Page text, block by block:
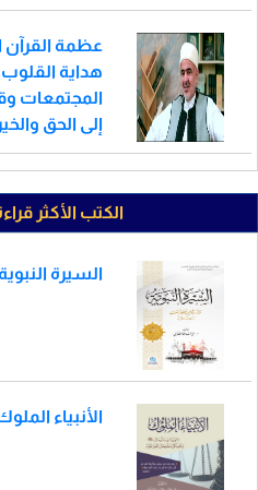
عظمة القرآن
هداية
المجتمعات
إلى الحق والخير
الكتب الأكثر
السيرة
الأنبياء